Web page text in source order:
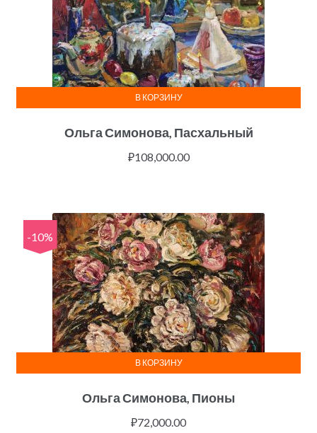
Ольга Симонова, Пасхальный
₽108,000.00
В КОРЗИНУ
-10%
Ольга Симонова, Пионы
₽72,000.00
В КОРЗИНУ